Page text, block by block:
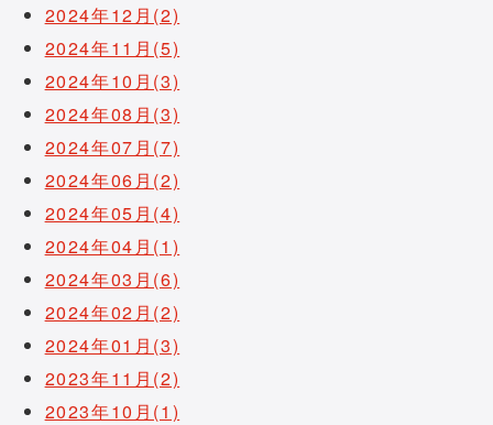
2024年12月(2)
2024年11月(5)
2024年10月(3)
2024年08月(3)
2024年07月(7)
2024年06月(2)
2024年05月(4)
2024年04月(1)
2024年03月(6)
2024年02月(2)
2024年01月(3)
2023年11月(2)
2023年10月(1)